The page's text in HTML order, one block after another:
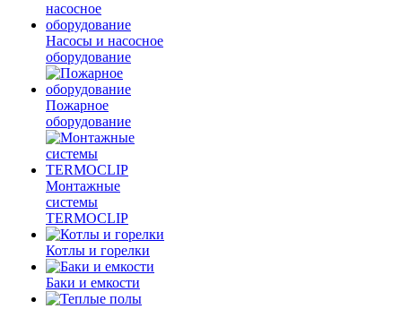
Насосы и насосное
оборудование
Пожарное
оборудование
Монтажные
системы
TERMOCLIP
Котлы и горелки
Баки и емкости